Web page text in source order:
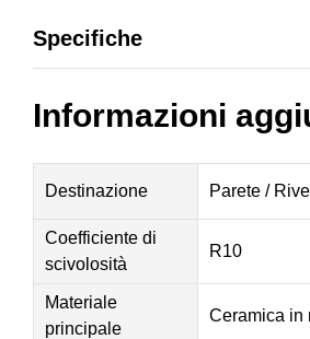
Specifiche
Informazioni
Destinazione Parete /
Coefficiente di
scivolosità
R10
Materiale
principale
Ceramica in